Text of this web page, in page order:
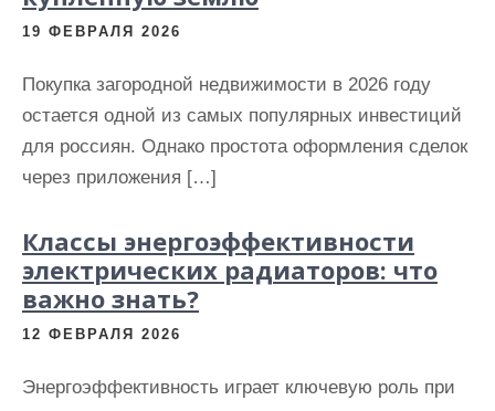
19 ФЕВРАЛЯ 2026
Покупка загородной недвижимости в 2026 году
остается одной из самых популярных инвестиций
для россиян. Однако простота оформления сделок
через приложения […]
Классы энергоэффективности
электрических радиаторов: что
важно знать?
12 ФЕВРАЛЯ 2026
Энергоэффективность играет ключевую роль при